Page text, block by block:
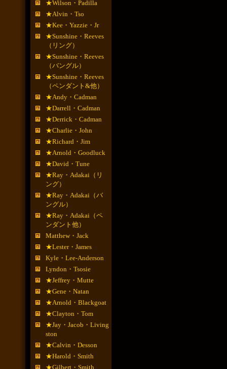
★Wilson・Padilla
★Alvin・Tso
★Kee・Yazzie・Jr
★Sunshine・Reeves
（リング）
★Sunshine・Reeves
（バングル）
★Sunshine・Reeves
（ペンダント&他）
★Andy・Cadman
★Darrell・Cadman
★Derrick・Cadman
★Charlie・John
★Richard・Jim
★Arnold・Goodluck
★David・Tune
★Ray・Adakai（リ
ング）
★Ray・Adakai（バ
ングル）
★Ray・Adakai（ペ
ンダント他）
Matthew・Jack
★Lester・James
Kyle・Lee-Anderson
Lyndon・Tsosie
★Jeffrey・Mutte
★Gene・Natan
★Arnold・Blackgoat
★Clayton・Tom
★Jay・Jacob・Living
ston
★Calvin・Desson
★Harold・Smith
★Gilbert・Smith